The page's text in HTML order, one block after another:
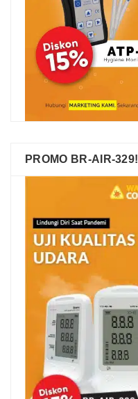
PROMO BR-AIR-329!